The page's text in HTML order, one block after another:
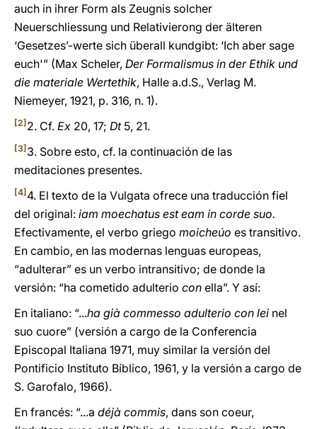
auch in ihrer Form als Zeugnis solcher
Neuerschliessung und Relativierong der älteren
‘Gesetzes’-werte sich überall kundgibt: ‘Ich aber sage
euch'” (Max Scheler, Der Formalismus in der Ethik und
die materiale Wertethik, Halle a.d.S., Verlag M.
Niemeyer, 1921, p. 316, n. 1).
[2] 2. Cf. Ex 20, 17; Dt5, 21.
[3] 3. Sobre esto, cf. la continuación de las
meditaciones presentes.
[4] 4. El texto de la Vulgata ofrece una traducción fiel
del original: iam moechatus est eam in corde suo.
Efectivamente, el verbo griego moicheúo es transitivo.
En cambio, en las modernas lenguas europeas,
“adulterar” es un verbo intransitivo; de donde la
versión: “ha cometido adulterio con ella”. Y así:
En italiano: “...ha già commesso adulterio con lei nel
suo cuore” (versión a cargo de la Conferencia
Episcopal Italiana 1971, muy similar la versión del
Pontificio Instituto Bíblico, 1961, y la versión a cargo de
S. Garofalo, 1966).
En francés: “...a déjà commis, dans son coeur,